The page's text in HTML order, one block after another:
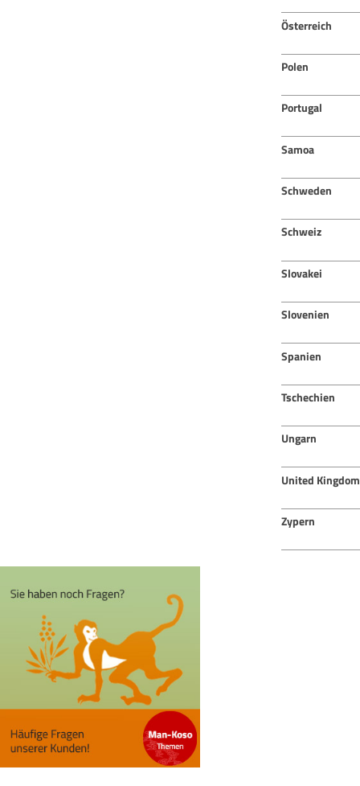
Österreich
Polen
Portugal
Samoa
Schweden
Schweiz
Slovakei
Slovenien
Spanien
Tschechien
Ungarn
United Kingdom
Zypern